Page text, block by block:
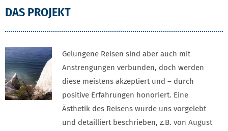
DAS PROJEKT
Gelungene Reisen sind aber auch mit
Anstrengungen verbunden, doch werden
diese meistens akzeptiert und – durch
positive Erfahrungen honoriert. Eine
Ästhetik des Reisens wurde uns vorgelebt
und detailliert beschrieben, z.B. von August